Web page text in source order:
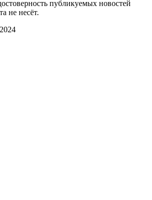
публикуемых новостей
не несёт.